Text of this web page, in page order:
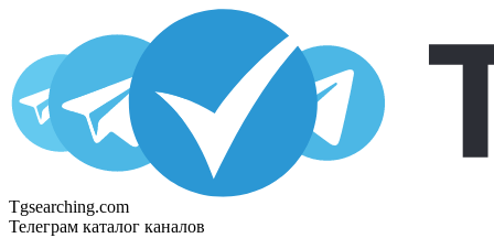
Tgsearching.com
Телеграм каталог каналов